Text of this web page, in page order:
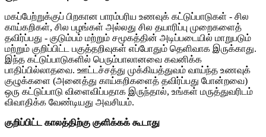
மகப்பேற்றுக்குப் பிறகான பாரம்பரிய உணவுக் கட்டுப்பாடுகள் - சில
காய்கறிகள், சில பழங்கள் அல்லது சில தயாரிப்பு முறைகளைத்
தவிர்ப்பது - குடும்பம் மற்றும் சமூகத்தின் அடிப்படையில் மாறுபடும்
மற்றும் குறிப்பிட்ட பகுத்தறிவுகள் எப்போதும் தெளிவாக இருக்காது.
இந்த கட்டுப்பாடுகளில் பெரும்பாலானவை கவனிக்க
பாதிப்பில்லாதவை. ஊட்டச்சத்து முக்கியத்துவம் வாய்ந்த உணவுக்
குழுக்களை (அனைத்து காய்கறிகளைத் தவிர்ப்பது போன்றவை)
ஒரு கட்டுப்பாடு விளைவிப்பதாக இருந்தால், உங்கள் மருத்துவரிடம்
விவாதிக்க வேண்டியது அவசியம்.
குறிப்பிட்ட காலத்திற்கு குளிக்கக் கூடாது